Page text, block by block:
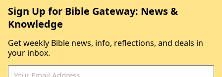
Sign Up for Bible Gateway: News &
Knowledge
Get weekly Bible news, info, reflections, and deals in
your inbox.